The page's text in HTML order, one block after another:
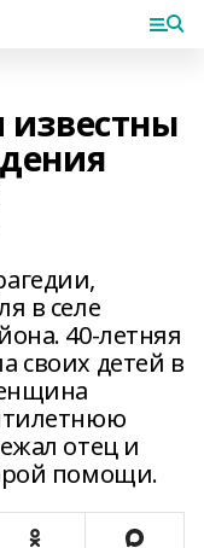
в селе
40-летняя
своих детей в
отец и
помощи.